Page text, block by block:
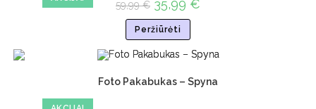
59,99€ 35,99 €
Peržiūrėti
Foto Pakabukas – Spyna